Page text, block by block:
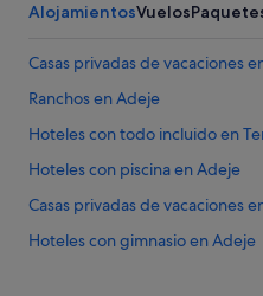
AlojamientosVuelos
Casas privadas de vacaciones
Ranchos en Adeje
Hoteles con todo incluido en
Hoteles con piscina en Adeje
Casas privadas de vacaciones
Hoteles con gimnasio en Adeje